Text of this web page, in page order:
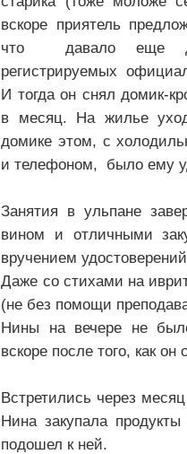
вскоре приятель
что давало еще
регистрируемых
И тогда он снял домик-
в месяц. На жилье
домике этом, с
и телефоном, было ему
Занятия в ульпане
вином и отличными
вручением
Даже со стихами на
(не без помощи
Нины на вечере не
вскоре после того, как
Встретились через
Нина закупала
подошел к ней.